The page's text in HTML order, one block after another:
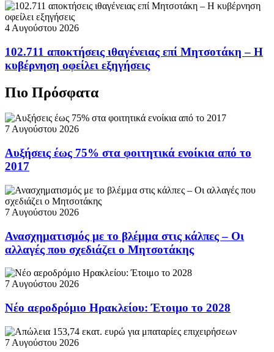
4 Αυγούστου 2026
102.711 αποκτήσεις ιθαγένειας επί Μητσοτάκη – Η
κυβέρνηση οφείλει εξηγήσεις
Πιο Πρόσφατα
7 Αυγούστου 2026
Αυξήσεις έως 75% στα φοιτητικά ενοίκια από το
2017
7 Αυγούστου 2026
Ανασχηματισμός με το βλέμμα στις κάλπες – Οι
αλλαγές που σχεδιάζει ο Μητσοτάκης
7 Αυγούστου 2026
Νέο αεροδρόμιο Ηρακλείου: Έτοιμο το 2028
7 Αυγούστου 2026